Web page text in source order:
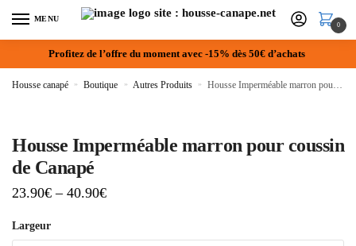
MENU
0
Profitez de l’offre du moment avec -15% dès 50€ d’achats
Housse canapé » Boutique » Autres Produits » Housse Imperméable marron pour coussin de Canapé
Housse Imperméable marron pour coussin
de Canapé
23.90€ – 40.90€
Largeur